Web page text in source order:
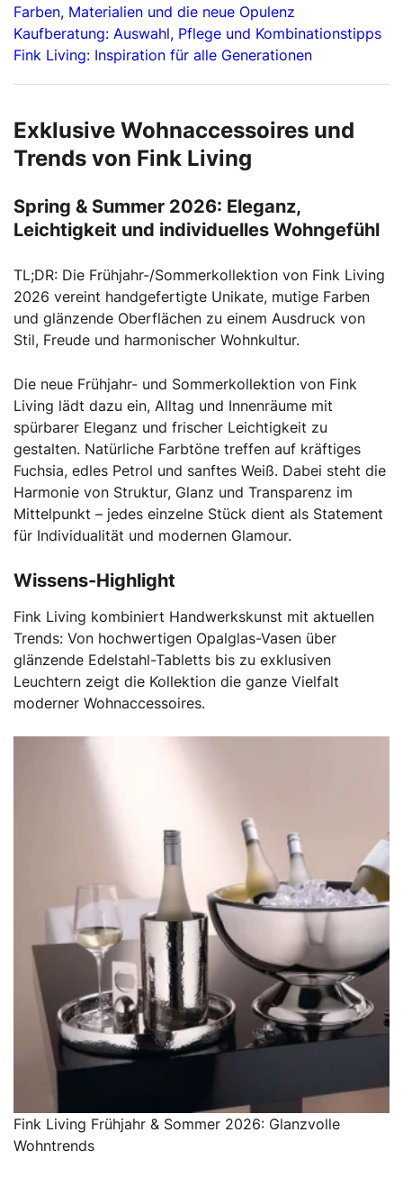
Farben, Materialien und die neue Opulenz
Kaufberatung: Auswahl, Pflege und Kombinationstipps
Fink Living: Inspiration für alle Generationen
Exklusive Wohnaccessoires und
Trends von Fink Living
Spring & Summer 2026: Eleganz,
Leichtigkeit und individuelles Wohngefühl
TL;DR: Die Frühjahr-/Sommerkollektion von Fink Living
2026 vereint handgefertigte Unikate, mutige Farben
und glänzende Oberflächen zu einem Ausdruck von
Stil, Freude und harmonischer Wohnkultur.
Die neue Frühjahr- und Sommerkollektion von Fink
Living lädt dazu ein, Alltag und Innenräume mit
spürbarer Eleganz und frischer Leichtigkeit zu
gestalten. Natürliche Farbtöne treffen auf kräftiges
Fuchsia, edles Petrol und sanftes Weiß. Dabei steht die
Harmonie von Struktur, Glanz und Transparenz im
Mittelpunkt – jedes einzelne Stück dient als Statement
für Individualität und modernen Glamour.
Wissens-Highlight
Fink Living kombiniert Handwerkskunst mit aktuellen
Trends: Von hochwertigen Opalglas-Vasen über
glänzende Edelstahl-Tabletts bis zu exklusiven
Leuchtern zeigt die Kollektion die ganze Vielfalt
moderner Wohnaccessoires.
Fink Living Frühjahr & Sommer 2026: Glanzvolle
Wohntrends